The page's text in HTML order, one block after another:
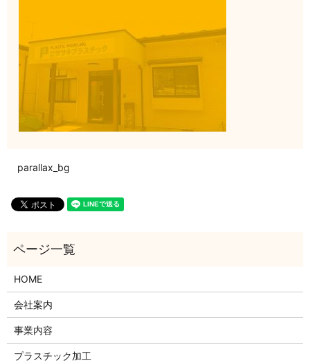
parallax_bg
HOME
会社案内
事業内容
プラスチック加工